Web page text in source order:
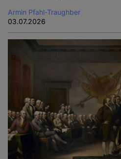
Armin Pfahl-Traughber
03.07.2026